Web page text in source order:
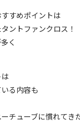
すめポイントは
ントファンクロス！
く
る内容も
チューブに慣れてき